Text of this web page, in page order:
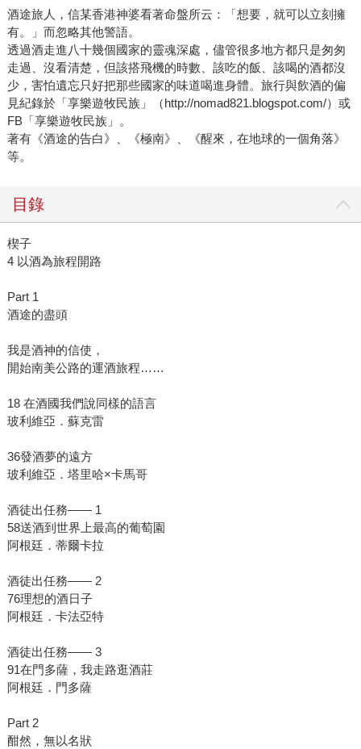
酒途旅人，信某香港神婆看著命盤所云：「想要，就可以立刻擁
有。」而忽略其他警語。
透過酒走進八十幾個國家的靈魂深處，儘管很多地方都只是匆匆
走過、沒看清楚，但該搭飛機的時數、該吃的飯、該喝的酒都沒
少，害怕遺忘只好把那些國家的味道喝進身體。旅行與飲酒的偏
見紀錄於「享樂遊牧民族」（http://nomad821.blogspot.com/）或
FB「享樂遊牧民族」。
著有《酒途的告白》、《極南》、《醒來，在地球的一個角落》
等。
目錄
楔子
4 以酒為旅程開路
Part 1
酒途的盡頭
我是酒神的信使，
開始南美公路的運酒旅程……
18 在酒國我們說同樣的語言
玻利維亞．蘇克雷
36發酒夢的遠方
玻利維亞．塔里哈×卡馬哥
酒徒出任務—— 1
58送酒到世界上最高的葡萄園
阿根廷．蒂爾卡拉
酒徒出任務—— 2
76理想的酒日子
阿根廷．卡法亞特
酒徒出任務—— 3
91在門多薩，我走路逛酒莊
阿根廷．門多薩
Part 2
酣然，無以名狀